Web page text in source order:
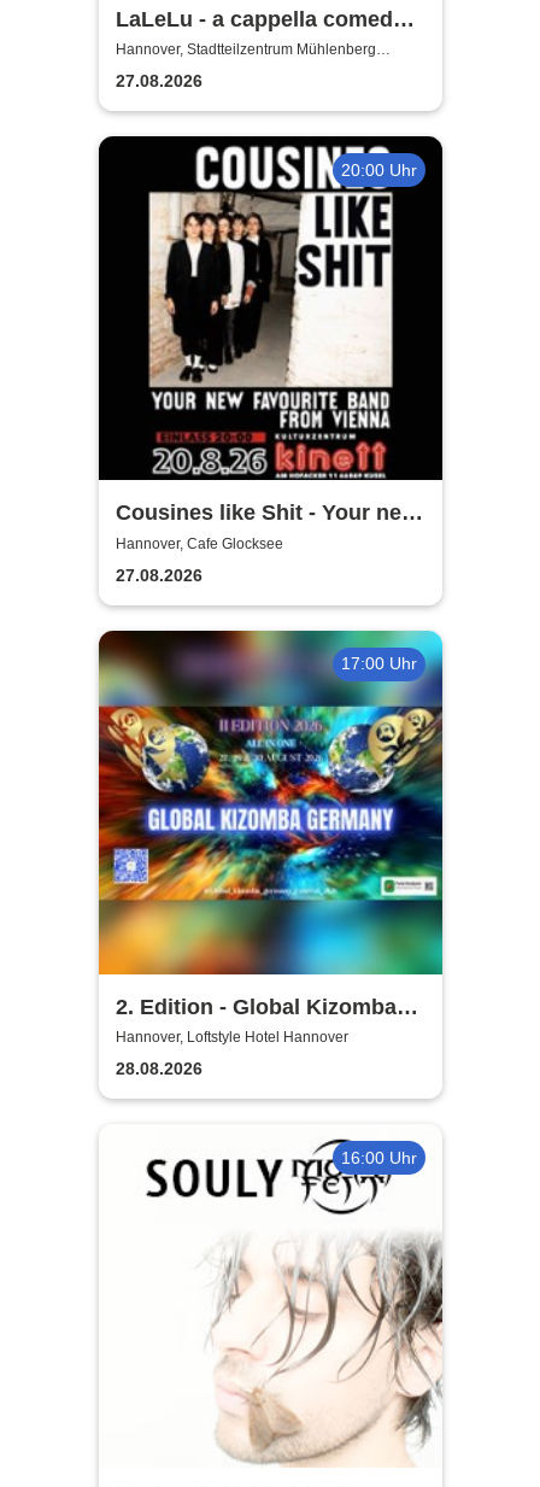
LaLeLu - a cappella comedy -
Urlaub vom Hirn
Hannover, Stadtteilzentrum Mühlenberg
Hannover
27.08.2026
20:00 Uhr
Cousines like Shit - Your new
favourite band from Vienna
Hannover, Cafe Glocksee
27.08.2026
17:00 Uhr
2. Edition - Global Kizomba
Germany Festival
Hannover, Loftstyle Hotel Hannover
28.08.2026
16:00 Uhr